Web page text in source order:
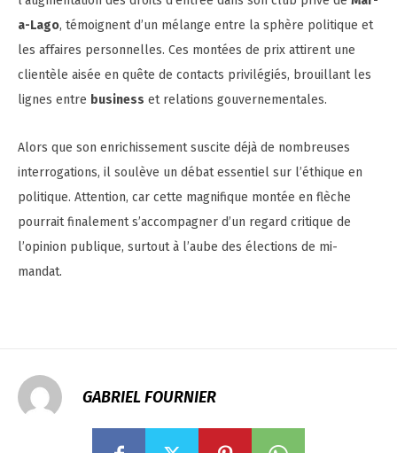
a-Lago, témoignent d’un mélange entre la sphère politique et
les affaires personnelles. Ces montées de prix attirent une
clientèle aisée en quête de contacts privilégiés, brouillant les
lignes entre business et relations gouvernementales.
Alors que son enrichissement suscite déjà de nombreuses
interrogations, il soulève un débat essentiel sur l’éthique en
politique. Attention, car cette magnifique montée en flèche
pourrait finalement s’accompagner d’un regard critique de
l’opinion publique, surtout à l’aube des élections de mi-
mandat.
GABRIEL FOURNIER